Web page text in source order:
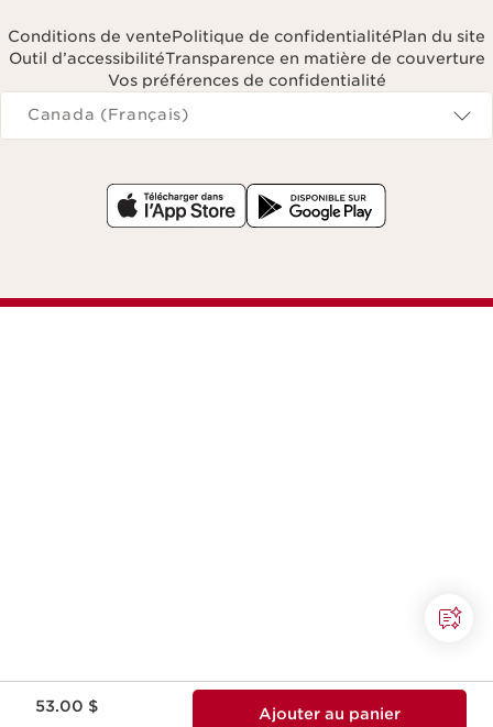
53.00 $ Ajouter au panier
Conditions de ventePolitique de confidentialitéPlan du site
Outil d’accessibilitéTransparence en matière de couverture
Vos préférences de confidentialité
Navigates to
Canada (Français)